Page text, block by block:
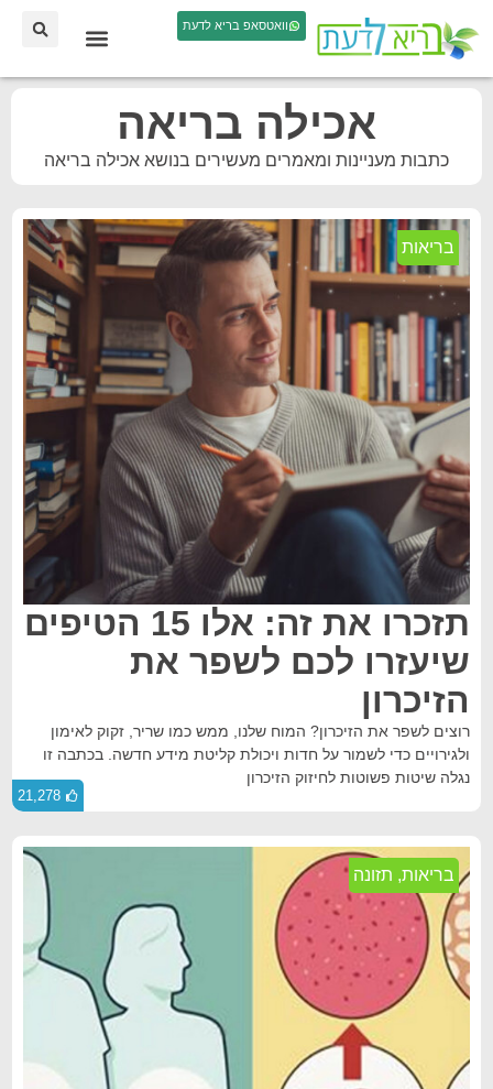
וואטסאפ בריא לדעת
אכילה בריאה
כתבות מעניינות ומאמרים מעשירים בנושא אכילה בריאה
בריאות
תזכרו את זה: אלו 15 הטיפים
שיעזרו לכם לשפר את
הזיכרון
רוצים לשפר את הזיכרון? המוח שלנו, ממש כמו שריר, זקוק לאימון
ולגירויים כדי לשמור על חדות ויכולת קליטת מידע חדשה. בכתבה זו
נגלה שיטות פשוטות לחיזוק הזיכרון
21,278
בריאות, תזונה